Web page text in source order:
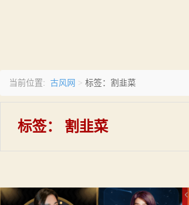
当前位置: 古风网 > 标签：割韭菜
标签： 割韭菜